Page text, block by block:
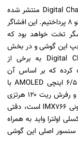
پیش‌تر در گزارشی که باز هم توسط Digital Chat Station منتشر شده
بود، به بررسی تصویری منتسب به گوشی اوپو رینو ۸ پرداختیم. این افشاگر
به یک نمایشگر تخت خواهد بود که
چپ این گوشی و در بخش
بالایی نمایشگر دیده می‌شود. Digital Chat Station به برخی از
کرده که بر اساس آن
می‌توان گفت که اوپو رینو ۸ از یک نمایشگر ۶/۵ اینچی AMOLED با
رزولوشن FHD+، نسبت تصویر به بدنه‌ی ۲۰: ۹ و رفرش ریت ۱۲۰ هرتزی
بهره می‌برد. لنز اصلی دوربین این گوشی که سونی IMX766 است، دقتی
همچنین سنسور ۸ مگاپیکسلی اولترا واید به همراه
در کنار سنسور اصلی این گوشی